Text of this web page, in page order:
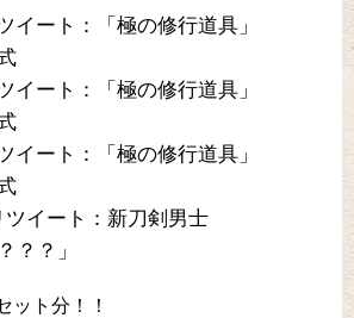
イート：「極の修行道具」
イート：「極の修行道具」
イート：「極の修行道具」
ツイート：新刀剣男士
？？」
ット分！！